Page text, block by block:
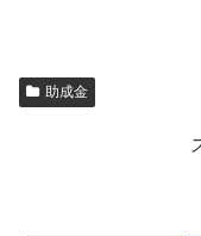
助成金